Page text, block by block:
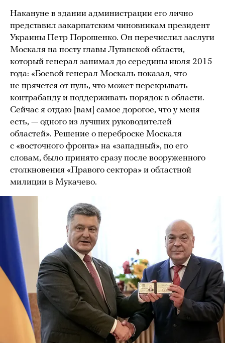
Накануне в здании администрации его лично
представил закарпатским чиновникам президент
Украины Петр Порошенко. Он перечислил заслуги
Москаля на посту главы Луганской области,
который генерал занимал до середины июля 2015
года: «Боевой генерал Москаль показал, что
не прячется от пуль, что может перекрывать
контрабанду и поддерживать порядок в области.
Сейчас я отдаю [вам] самое дорогое, что у меня
есть, — одного из лучших руководителей
областей». Решение о переброске Москаля
с «восточного фронта» на «западный», по его
словам, было принято сразу после вооруженного
столкновения «Правого сектора» и областной
милиции в Мукачево.